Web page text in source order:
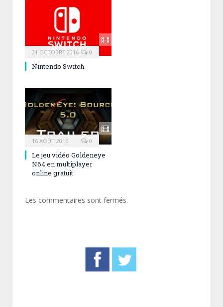
21 OCTOBRE 2016 0
Nintendo Switch
16 AOÛT 2016 0
Le jeu vidéo Goldeneye
N64 en multiplayer
online gratuit
Les commentaires sont fermés.